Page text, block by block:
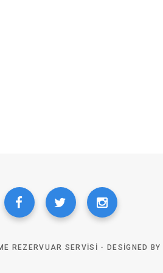
REZERVUAR SERVISI - DESIGNED BY